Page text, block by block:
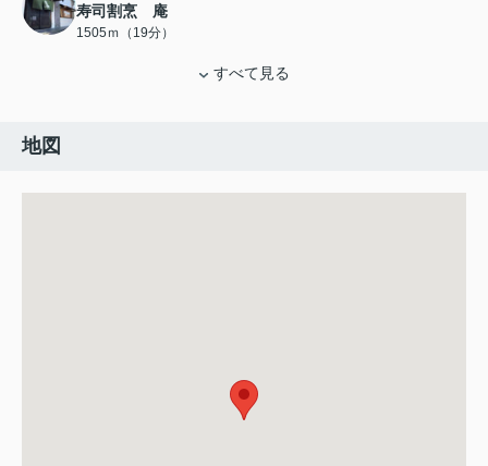
寿司割烹 庵
1505ｍ（19分）
すべて見る
地図